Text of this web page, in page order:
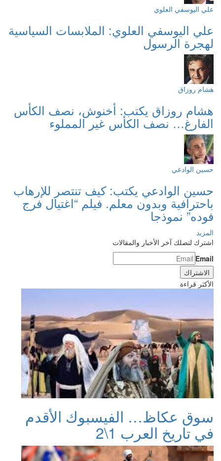
علي اليوسفي العلوي
علي اليوسفي العلوي: الملابسات السياسية
لهجرة الرسول
هشام روزاق
هشام روزاق يكتب: أخنوش، نصف الكأس
الفارغ… نصف الكأس غير المملوء
حسين الوادعي
حسين الوادعي يكتب: كيف تنتصر للإرهاب
باحترافية وبدون معلم. فيلم “اغتيال فرج
فوده” نموذجا
المزيد
اشترك لتصلك آخر الأخبار والمقالات
Email
الأكثر قراءة
سوق عكاظ… الفيسبوك الأقدم
في تاريخ العرب 1\2